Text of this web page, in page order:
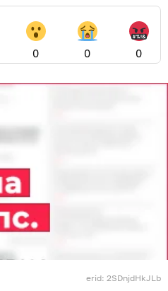
0 0 0
erid: 2SDnjdHkJLb